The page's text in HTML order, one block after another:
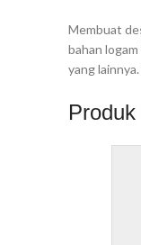
Membuat
bahan
yang